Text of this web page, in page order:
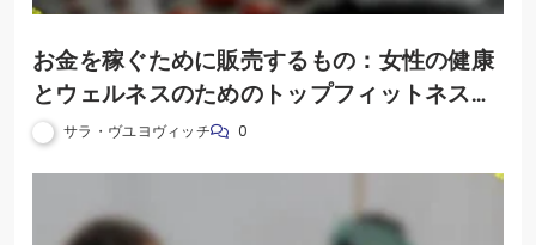
お金を稼ぐために販売するもの：女性の健康
とウェルネスのためのトップフィットネス製
品 サラ・ヴユヨヴィッチ 0